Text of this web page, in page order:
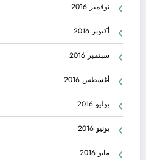
نوفمبر 2016
أكتوبر 2016
سبتمبر 2016
أغسطس 2016
يوليو 2016
يونيو 2016
مايو 2016